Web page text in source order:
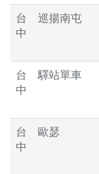
台
中
巡揚南屯
台
中
驛站單車
台
中
歐瑟